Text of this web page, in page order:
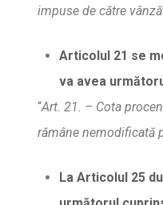
impuse de către vânză
Articolul 21 se
va avea urmă
“Art. 21. – Cota
rămâne nemodificată
La Articolul 25